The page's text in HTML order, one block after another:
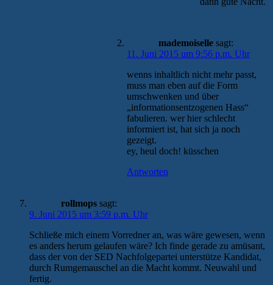
mademoiselle sagt:
11. Juni 2015 um 9:56 p.m. Uhr
wenns inhaltlich nicht mehr passt,
muss man eben auf die Form
umschwenken und über
„informationsentzogenen Hass“
fabulieren. wer hier schlecht
informiert ist, hat sich ja noch
gezeigt.
ey, heul doch! küsschen
Antworten
rollmops sagt:
9. Juni 2015 um 3:59 p.m. Uhr
Schließe mich einem Vorredner an, was wäre gewesen, wenn
es anders herum gelaufen wäre? Ich finde gerade zu amüsant,
dass der von der SED Nachfolgepartei unterstütze Kandidat,
durch Rumgemauschel an die Macht kommt. Neuwahl und
fertig.